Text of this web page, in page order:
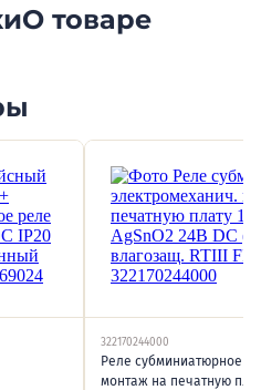
О товаре
322170244000
Реле субминиатюрное
монтаж на печатную